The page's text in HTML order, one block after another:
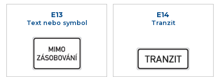
E13
Text nebo symbol
E14
Tranzit